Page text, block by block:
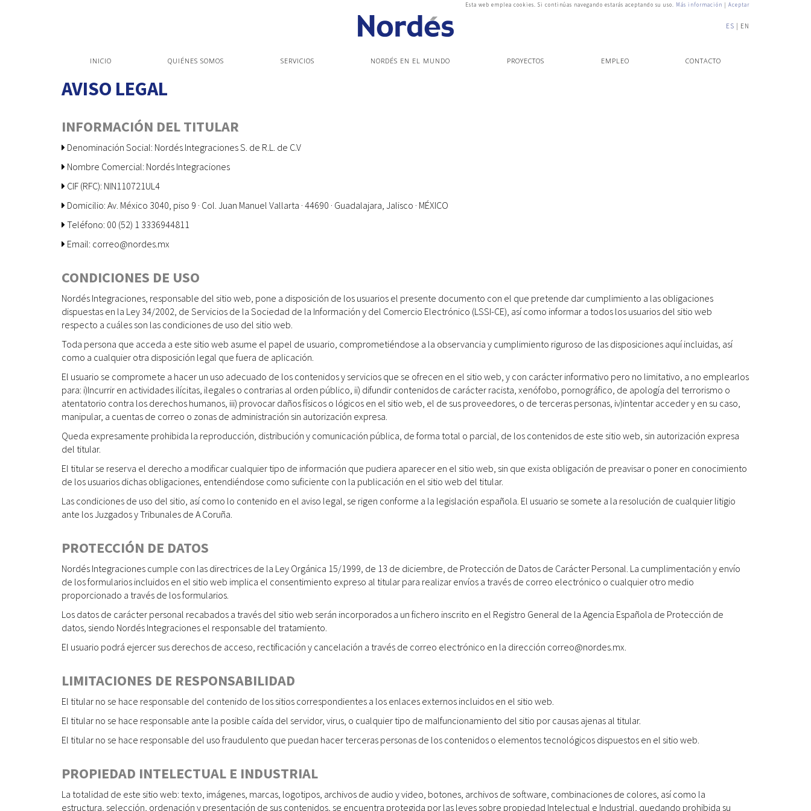
Esta web emplea cookies. Si continúas navegando estarás aceptando su uso. Más información | Aceptar
ES EN
INICIO QUIÉNES SOMOS SERVICIOS NORDÉS EN EL MUNDO PROYECTOS EMPLEO CONTACTO
AVISO LEGAL
INFORMACIÓN DEL TITULAR
Denominación Social: Nordés Integraciones S. de R.L. de C.V
Nombre Comercial: Nordés Integraciones
CIF (RFC): NIN110721UL4
Domicilio: Av. México 3040, piso 9 · Col. Juan Manuel Vallarta · 44690 · Guadalajara, Jalisco · MÉXICO
Teléfono: 00 (52) 1 3336944811
Email: correo@nordes.mx
CONDICIONES DE USO
Nordés Integraciones, responsable del sitio web, pone a disposición de los usuarios el presente documento con el que pretende dar cumplimiento a las obligaciones
dispuestas en la Ley 34/2002, de Servicios de la Sociedad de la Información y del Comercio Electrónico (LSSI-CE), así como informar a todos los usuarios del sitio web
respecto a cuáles son las condiciones de uso del sitio web.
Toda persona que acceda a este sitio web asume el papel de usuario, comprometiéndose a la observancia y cumplimiento riguroso de las disposiciones aquí incluidas, así
como a cualquier otra disposición legal que fuera de aplicación.
El usuario se compromete a hacer un uso adecuado de los contenidos y servicios que se ofrecen en el sitio web, y con carácter informativo pero no limitativo, a no emplearlos
para: i)Incurrir en actividades ilícitas, ilegales o contrarias al orden público, ii) difundir contenidos de carácter racista, xenófobo, pornográfico, de apología del terrorismo o
atentatorio contra los derechos humanos, iii) provocar daños físicos o lógicos en el sitio web, el de sus proveedores, o de terceras personas, iv)intentar acceder y en su caso,
manipular, a cuentas de correo o zonas de administración sin autorización expresa.
Queda expresamente prohibida la reproducción, distribución y comunicación pública, de forma total o parcial, de los contenidos de este sitio web, sin autorización expresa
del titular.
El titular se reserva el derecho a modificar cualquier tipo de información que pudiera aparecer en el sitio web, sin que exista obligación de preavisar o poner en conocimiento
de los usuarios dichas obligaciones, entendiéndose como suficiente con la publicación en el sitio web del titular.
Las condiciones de uso del sitio, así como lo contenido en el aviso legal, se rigen conforme a la legislación española. El usuario se somete a la resolución de cualquier litigio
ante los Juzgados y Tribunales de A Coruña.
PROTECCIÓN DE DATOS
Nordés Integraciones cumple con las directrices de la Ley Orgánica 15/1999, de 13 de diciembre, de Protección de Datos de Carácter Personal. La cumplimentación y envío
de los formularios incluidos en el sitio web implica el consentimiento expreso al titular para realizar envíos a través de correo electrónico o cualquier otro medio
proporcionado a través de los formularios.
Los datos de carácter personal recabados a través del sitio web serán incorporados a un fichero inscrito en el Registro General de la Agencia Española de Protección de
datos, siendo Nordés Integraciones el responsable del tratamiento.
El usuario podrá ejercer sus derechos de acceso, rectificación y cancelación a través de correo electrónico en la dirección correo@nordes.mx.
LIMITACIONES DE RESPONSABILIDAD
El titular no se hace responsable del contenido de los sitios correspondientes a los enlaces externos incluidos en el sitio web.
El titular no se hace responsable ante la posible caída del servidor, virus, o cualquier tipo de malfuncionamiento del sitio por causas ajenas al titular.
El titular no se hace responsable del uso fraudulento que puedan hacer terceras personas de los contenidos o elementos tecnológicos dispuestos en el sitio web.
PROPIEDAD INTELECTUAL E INDUSTRIAL
La totalidad de este sitio web: texto, imágenes, marcas, logotipos, archivos de audio y video, botones, archivos de software, combinaciones de colores, así como la
estructura, selección, ordenación y presentación de sus contenidos, se encuentra protegida por las leyes sobre propiedad Intelectual e Industrial, quedando prohibida su